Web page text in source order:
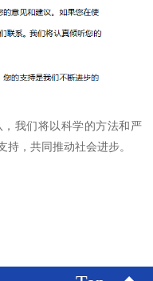
我们将以科学的方法和严
，共同推动社会进步。